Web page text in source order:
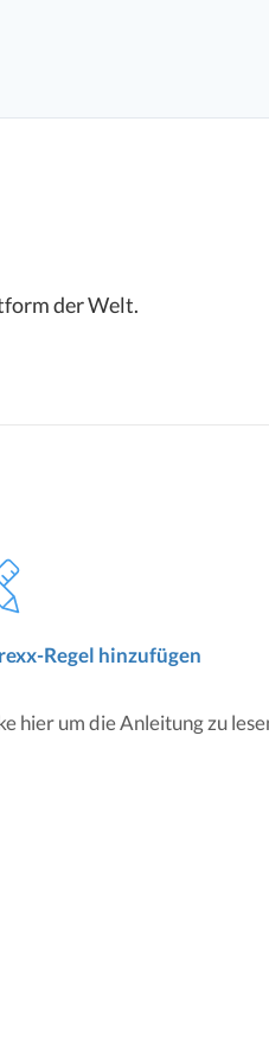
der Welt.
Regel hinzufügen
hier um die Anleitung zu